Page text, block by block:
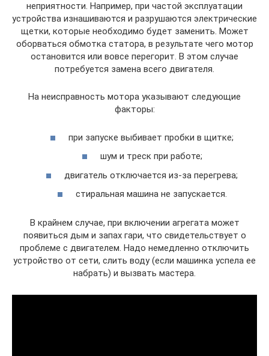
неприятности. Например, при частой эксплуатации
устройства изнашиваются и разрушаются электрические
щетки, которые необходимо будет заменить. Может
оборваться обмотка статора, в результате чего мотор
остановится или вовсе перегорит. В этом случае
потребуется замена всего двигателя.
На неисправность мотора указывают следующие
факторы:
при запуске выбивает пробки в щитке;
шум и треск при работе;
двигатель отключается из-за перегрева;
стиральная машина не запускается.
В крайнем случае, при включении агрегата может
появиться дым и запах гари, что свидетельствует о
проблеме с двигателем. Надо немедленно отключить
устройство от сети, слить воду (если машинка успела ее
набрать) и вызвать мастера.